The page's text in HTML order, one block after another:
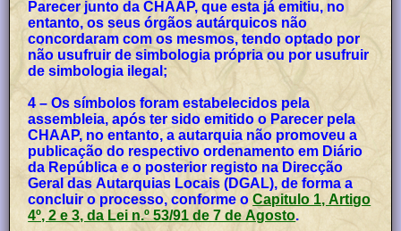
Parecer junto da CHAAP, que esta já emitiu, no
entanto, os seus órgãos autárquicos não
concordaram com os mesmos, tendo optado por
não usufruir de simbologia própria ou por usufruir
de simbologia ilegal;
4 – Os símbolos foram estabelecidos pela
assembleia, após ter sido emitido o Parecer pela
CHAAP, no entanto, a autarquia não promoveu a
publicação do respectivo ordenamento em Diário
da República e o posterior registo na Direcção
Geral das Autarquias Locais (DGAL), de forma a
concluir o processo, conforme oCapitulo 1, Artigo
4º, 2 e 3, da Lei n.º 53/91 de 7 de Agosto.